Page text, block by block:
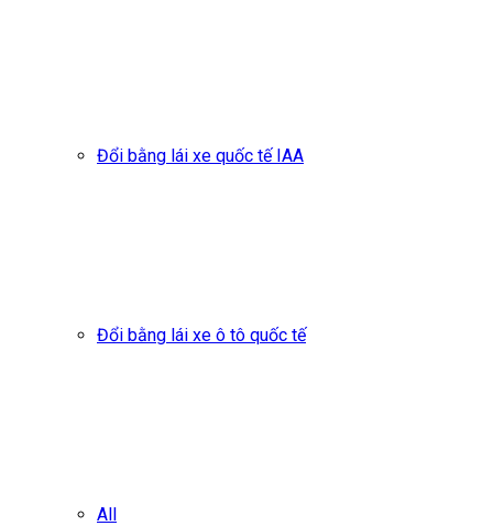
Đổi bằng lái xe quốc tế IAA
Đổi bằng lái xe ô tô quốc tế
All